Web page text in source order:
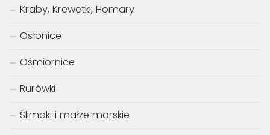
Kraby, Krewetki, Homary
Osłonice
Ośmiornice
Rurówki
Ślimaki i małże morskie